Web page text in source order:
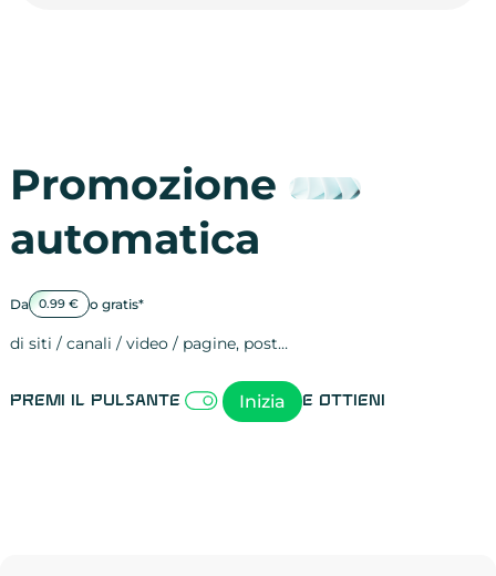
Promozione
automatica
Da 0.99 € o gratis*
di siti / canali / video / pagine, post…
Premi il pulsante Inizia e ottieni